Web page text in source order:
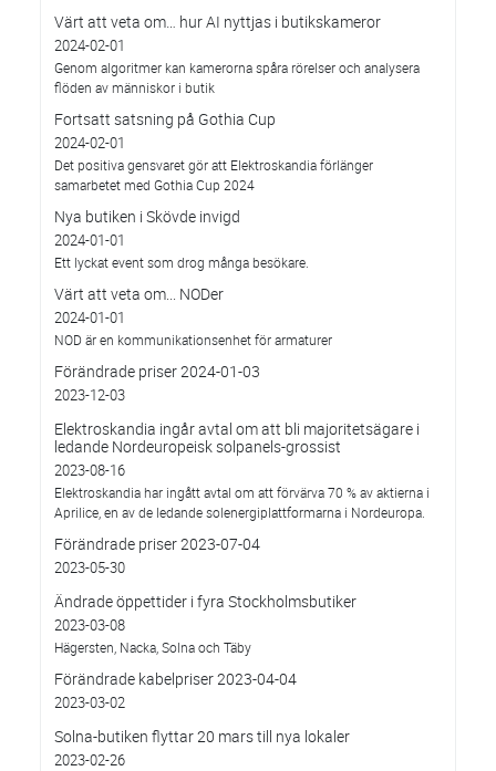
Värt att veta om… hur AI nyttjas i butikskameror
2024-02-01
Genom algoritmer kan kamerorna spåra rörelser och analysera
flöden av människor i butik
Fortsatt satsning på Gothia Cup
2024-02-01
Det positiva gensvaret gör att Elektroskandia förlänger
samarbetet med Gothia Cup 2024
Nya butiken i Skövde invigd
2024-01-01
Ett lyckat event som drog många besökare.
Värt att veta om... NODer
2024-01-01
NOD är en kommunikationsenhet för armaturer
Förändrade priser 2024-01-03
2023-12-03
Elektroskandia ingår avtal om att bli majoritetsägare i
ledande Nordeuropeisk solpanels-grossist
2023-08-16
Elektroskandia har ingått avtal om att förvärva 70 % av aktierna i
Aprilice, en av de ledande solenergiplattformarna i Nordeuropa.
Förändrade priser 2023-07-04
2023-05-30
Ändrade öppettider i fyra Stockholmsbutiker
2023-03-08
Hägersten, Nacka, Solna och Täby
Förändrade kabelpriser 2023-04-04
2023-03-02
Solna-butiken flyttar 20 mars till nya lokaler
2023-02-26